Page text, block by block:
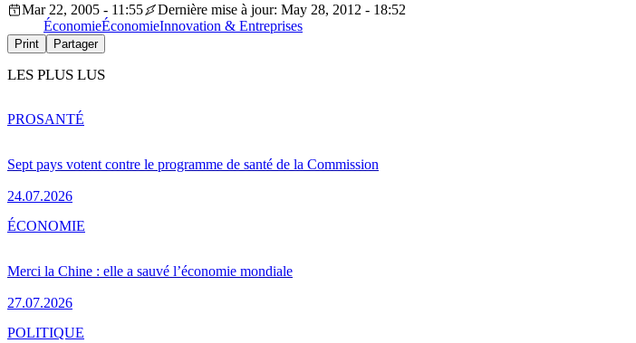
Mar 22, 2005 - 11:55
Dernière mise à jour: May 28, 2012 - 18:52
ÉconomieÉconomieInnovation & Entreprises
Print Partager
LES PLUS LUS
Sept pays votent contre le programme de santé de la Commission
24.07.2026
PROSANTÉ
Merci la Chine : elle a sauvé l’économie mondiale
27.07.2026
ÉCONOMIE
POLITIQUE